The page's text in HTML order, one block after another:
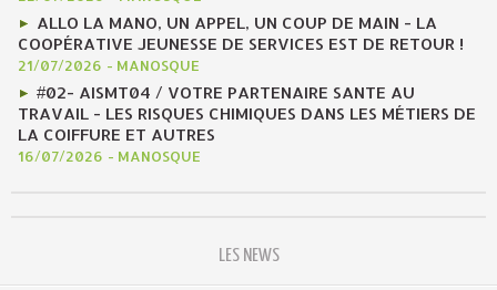
ALLO LA MANO, UN APPEL, UN COUP DE MAIN - LA
COOPÉRATIVE JEUNESSE DE SERVICES EST DE RETOUR !
21/07/2026 - MANOSQUE
#02- AISMT04 / VOTRE PARTENAIRE SANTE AU
TRAVAIL - LES RISQUES CHIMIQUES DANS LES MÉTIERS DE
LA COIFFURE ET AUTRES
16/07/2026 - MANOSQUE
LES NEWS